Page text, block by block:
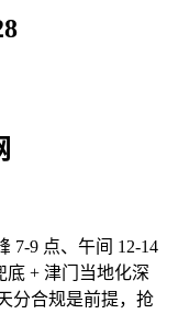
9 点、午间 12-14
底 + 津门当地化深
分合规是前提，抢